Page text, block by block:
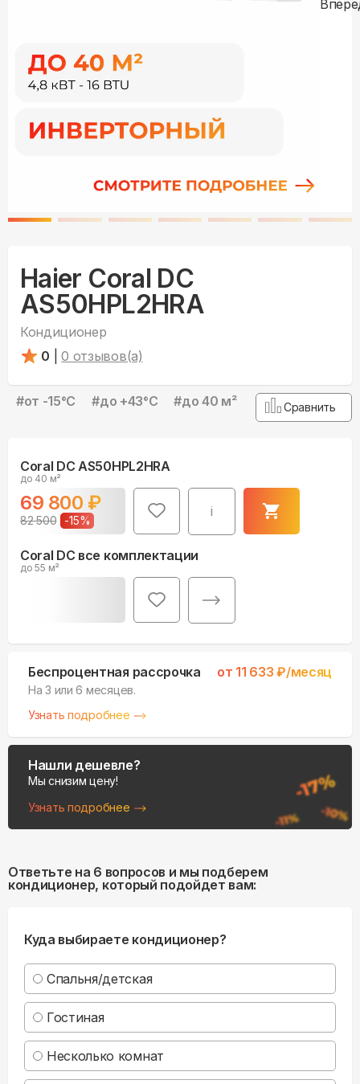
Haier Coral DC
AS50HPL2HRA
Кондиционер
0
0 отзывов(а)
#от -15°С #до +43°С #до 40 м² Сравнить
Coral DC AS50HPL2HRA
до 40 м²
69 800 ₽
82 500 -15%
i
Coral DC все комплектации
до 55 м²
Беспроцентная рассрочка от 11 633 ₽/месяц
На 3 или 6 месяцев.
Узнать подробнее
Нашли дешевле?
Мы снизим цену!
Узнать подробнее
Ответьте на 6 вопросов и мы подберем
кондиционер, который подойдет вам:
Куда выбираете кондиционер?
Спальня/детская
Гостиная
Несколько комнат